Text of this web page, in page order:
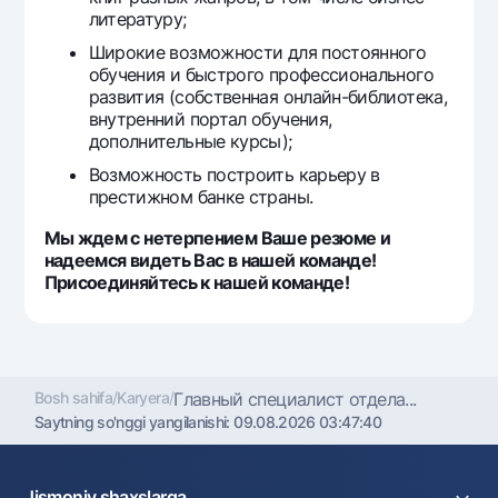
литературу;
Широкие возможности для постоянного
обучения и быстрого профессионального
развития (собственная онлайн-библиотека,
внутренний портал обучения,
дополнительные курсы);
Возможность построить карьеру в
престижном банке страны.
Мы ждем с нетерпением Ваше резюме и
надеемся видеть Вас в нашей команде!
Присоединяйтесь к нашей команде!
Bosh sahifa/Karyera/Главный специалист отдела...
Saytning so'nggi yangilanishi:09.08.2026 03:47:40